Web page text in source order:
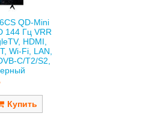
QD-Mini
144 Гц VRR
HDMI,
Wi-Fi, LAN,
C/T2/S2,